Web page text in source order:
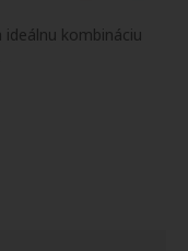
kombináciu